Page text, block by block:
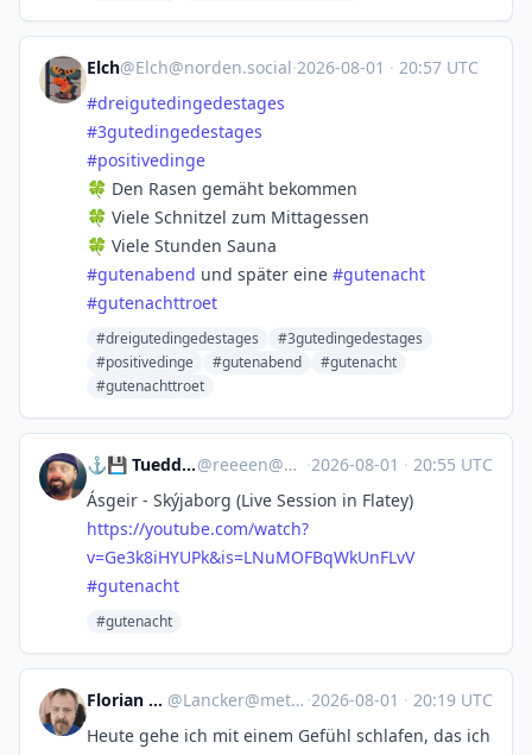
Elch@Elch@norden.social·2026-08-01 · 20:57 UTC
#dreigutedingedestages
#3gutedingedestages
#positivedinge
🍀 Den Rasen gemäht bekommen
🍀 Viele Schnitzel zum Mittagessen
🍀 Viele Stunden Sauna
#gutenabend und später eine #gutenacht
#gutenachttroet
#dreigutedingedestages
#3gutedingedestages
#positivedinge
#gutenabend
#gutenacht
#gutenachttroet
⚓💾 Tueddelmors 💾⚓@reeeen@norden.social ·2026-08-01 · 20:55 UTC
Ásgeir - Skýjaborg (Live Session in Flatey)
https://youtube.com/watch?
v=Ge3k8iHYUPk&is=LNuMOFBqWkUnFLvV
#gutenacht
#gutenacht
Florian Lancker @Lancker@metalhead.club ·2026-08-01 · 20:19 UTC
Heute gehe ich mit einem Gefühl schlafen, das ich